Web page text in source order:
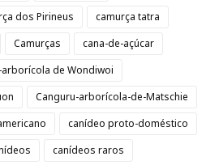
dos Pirineus
camurça tatra
Camurças
cana-de-açúcar
de Wondiwoi
Canguru-arborícola-de-Matschie
canídeo proto-doméstico
canídeos raros